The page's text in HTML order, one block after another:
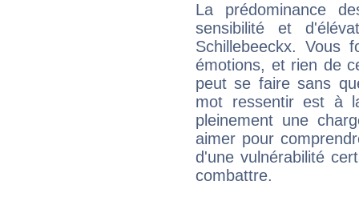
La prédominance
sensibilité et
Schillebeeckx.
émotions, et rien de
peut se faire sans
mot ressentir est à
pleinement une
aimer pour
d'une vulnérabilité
combattre.